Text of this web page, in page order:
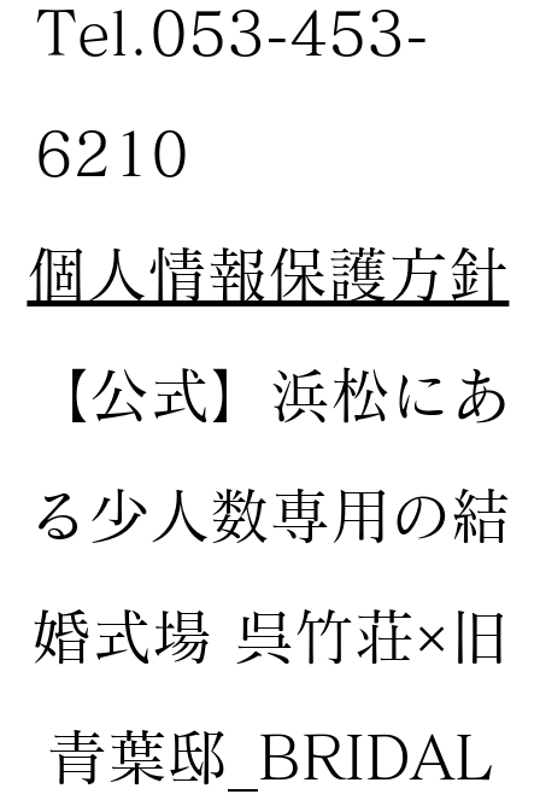
Tel.053-453-
6210
個人情報保護方針
【公式】 浜松にあ
る少人数専用の結
婚式場 呉竹荘×旧
青葉邸_BRIDAL